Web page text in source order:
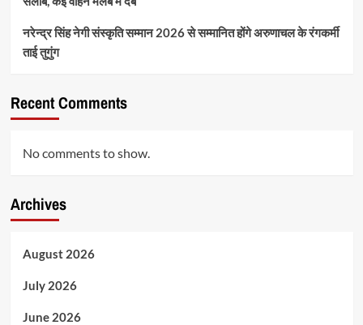
नरेन्द्र सिंह नेगी संस्कृति सम्मान 2026 से सम्मानित होंगे अरुणाचल के रंगकर्मी
ताई तुगुंग
Recent Comments
No comments to show.
Archives
August 2026
July 2026
June 2026